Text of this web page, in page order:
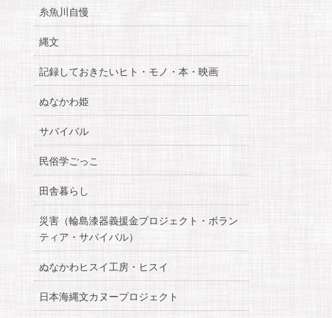
糸魚川自慢
縄文
記録しておきたいヒト・モノ・本・映画
ぬなかわ姫
サバイバル
民俗学ごっこ
田舎暮らし
災害（輪島漆器義援金プロジェクト・ボラン
ティア・サバイバル）
ぬなかわヒスイ工房・ヒスイ
日本海縄文カヌープロジェクト